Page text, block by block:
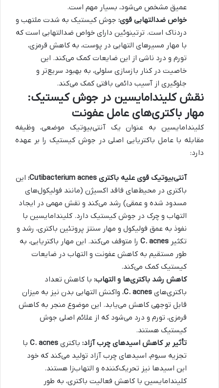
عمیق مشخص می‌شود، بسیار مهم است.
خواص ضدالتهابی قوی: جوش کیستیک به شدت ملتهب و
دردناک است. ترتینوئین دارای خواص ضدالتهابی است که
با مهار مسیرهای التهابی در پوست، به کاهش قرمزی،
تورم و درد ناشی از این ضایعات کمک می‌کند. این
خاصیت در کنار بازسازی سلولی، به بهبود سریع‌تر و
جلوگیری از آسیب دائمی بافتی کمک می‌کند.
نقش کلیندامایسین در جوش کیستیک:
مهار باکتری‌های عامل عفونت
کلیندامایسین به عنوان یک آنتی‌بیوتیک موضعی، وظیفه
مقابله با عامل باکتریایی اصلی در جوش کیستیک را بر عهده
دارد:
آنتی‌بیوتیک قوی علیه باکتری Cutibacterium acnes
: این
باکتری در محیط‌های فاقد اکسیژن (مانند فولیکول‌های
مسدود شده و عمقی) رشد می‌کند و نقش مهمی در ایجاد
التهاب و چرک در جوش کیستیک دارد. کلیندامایسین با
نفوذ به عمق فولیکول و مهار سنتز پروتئین باکتری، رشد و
تکثیر C. acnes را متوقف می‌کند. این مهار باکتریایی، به
طور مستقیم به کاهش عفونت و التهاب در ضایعات
کیستیک کمک می‌کند.
کاهش رشد باکتری‌ها و التهاب: با کاهش تعداد
باکتری‌های C. acnes، واکنش التهابی بدن نیز به میزان
قابل توجهی کاهش می‌یابد. این موضوع منجر به کاهش
قرمزی، تورم و درد می‌شود که از علائم اصلی جوش
کیستیک هستند.
تأثیر بر کاهش اسیدهای چرب آزاد: باکتری C. acnes با
تجزیه سبوم، اسیدهای چرب آزاد تولید می‌کند که خود
این اسیدها نیز تحریک‌کننده و التهاب‌زا هستند.
کلیندامایسین با کاهش فعالیت باکتری، به طور